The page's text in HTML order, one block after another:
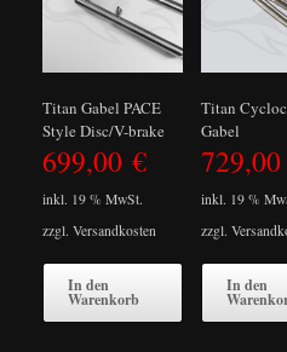
Titan Gabel PACE
Style Disc/V-brake
699,00 €
inkl. 19 % MwSt.
zzgl. Versandkosten
In den
Warenkorb
Titan
Gabel
729,00
inkl. 19 %
zzgl.
In den